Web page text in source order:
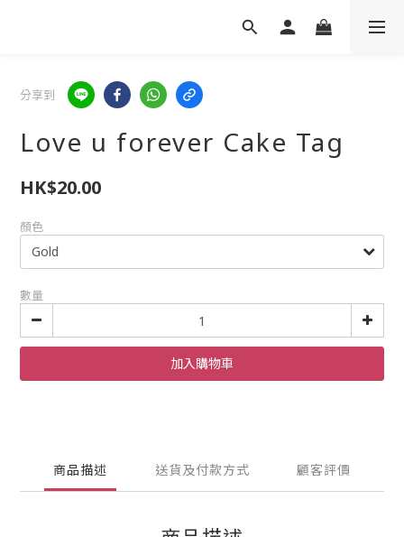
分享到
Love u forever Cake Tag
HK$20.00
顏色
數量
加入購物車
商品描述 送貨及付款方式 顧客評價